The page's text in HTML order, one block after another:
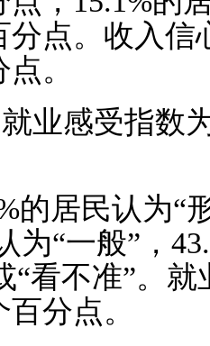
分点。收入信
。
业感受指数
的居民认为“
为“一般”，
“看不准”。
百分点。